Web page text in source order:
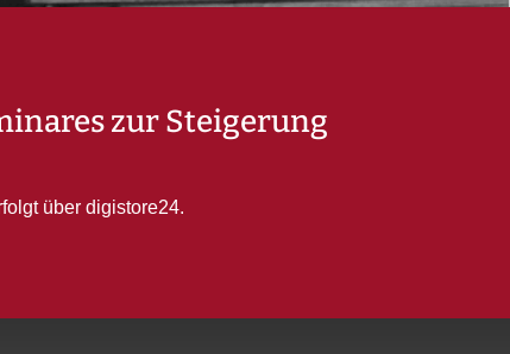
zur Steigerung
über digistore24.